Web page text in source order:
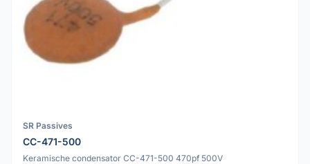
SR Passives
CC-471-500
Keramische condensator CC-471-500 470pf 500V